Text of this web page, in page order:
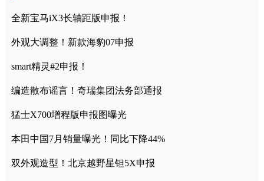
全新宝马iX3长轴距版申报！
外观大调整！新款海豹07申报
smart精灵#2申报！
编造散布谣言！奇瑞集团法务部通报
猛士X700增程版申报图曝光
本田中国7月销量曝光！同比下降44%
双外观造型！北京越野星钽5X申报